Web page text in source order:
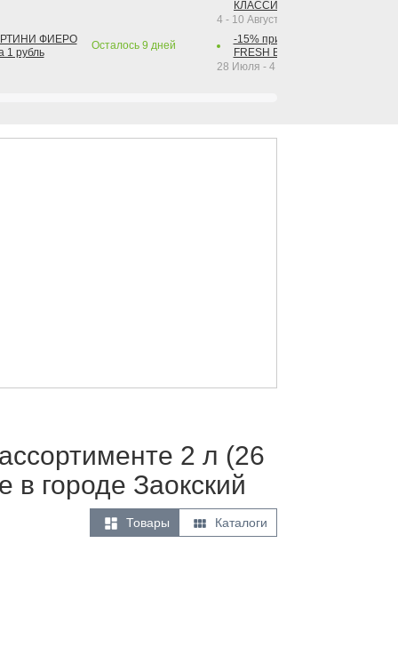
ФИЕРО
1 рубль
Осталось 9 дней
КЛАССИК КОЛА 1 л за 1 рубль
4 - 10 Августа 2026
-15% при покупке от 2-х штук
FRESH BAR КОЛА в
28 Июля - 4 Октября 2026
2 л (26
городе Заокский
 Товары  Каталоги